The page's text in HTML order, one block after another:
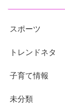
スポーツ
トレンドネタ
子育て情報
未分類